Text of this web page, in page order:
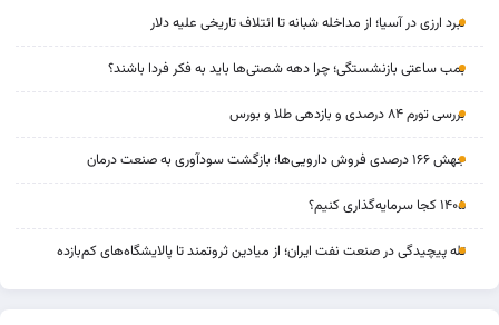
نبرد ارزی در آسیا؛ از مداخله‌ شبانه تا ائتلاف تاریخی علیه دلار
بمب ساعتی بازنشستگی؛ چرا دهه شصتی‌ها باید به فکر فردا باشند؟
بررسی تورم ۸۴ درصدی و بازدهی طلا و بورس
جهش ۱۶۶ درصدی فروش دارویی‌ها؛ بازگشت سودآوری به صنعت درمان
۱۴۰۵ کجا سرمایه‌گذاری کنیم؟
تله پیچیدگی در صنعت نفت ایران؛ از میادین ثروتمند تا پالایشگاه‌های کم‌بازده